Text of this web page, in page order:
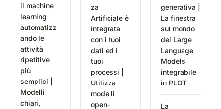
il machine
learning
automatizz
ando le
attività
ripetitive
più
semplici |
Modelli
chiari,
za
Artificiale è
integrata
con i tuoi
dati ed i
tuoi
processi |
Utilizza
modelli
open-
generativa |
La finestra
sul mondo
dei Large
Language
Models
integrabile
in PLOT
La